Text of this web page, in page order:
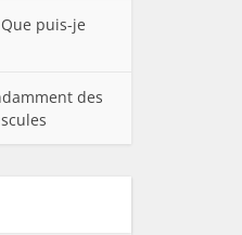
puis-je
des